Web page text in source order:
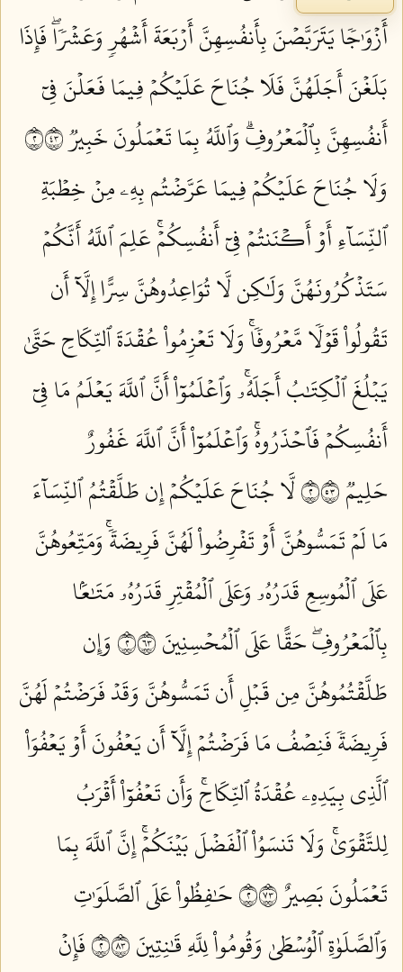
أَزۡوَٰجٗا يَتَرَبَّصۡنَ بِأَنفُسِهِنَّ أَرۡبَعَةَ أَشۡهُرٖ وَعَشۡرٗاۖ فَإِذَا
بَلَغۡنَ أَجَلَهُنَّ فَلَا جُنَاحَ عَلَيۡكُمۡ فِيمَا فَعَلۡنَ فِيٓ
أَنفُسِهِنَّ بِٱلۡمَعۡرُوفِۗ وَٱللَّهُ بِمَا تَعۡمَلُونَ خَبِيرٞ ٢٣٤
وَلَا جُنَاحَ عَلَيۡكُمۡ فِيمَا عَرَّضۡتُم بِهِۦ مِنۡ خِطۡبَةِ
ٱلنِّسَآءِ أَوۡ أَكۡنَنتُمۡ فِيٓ أَنفُسِكُمۡۚ عَلِمَ ٱللَّهُ أَنَّكُمۡ
سَتَذۡكُرُونَهُنَّ وَلَٰكِن لَّا تُوَاعِدُوهُنَّ سِرًّا إِلَّآ أَن
تَقُولُواْ قَوۡلٗا مَّعۡرُوفٗاۚ وَلَا تَعۡزِمُواْ عُقۡدَةَ ٱلنِّكَاحِ حَتَّىٰ
يَبۡلُغَ ٱلۡكِتَٰبُ أَجَلَهُۥۚ وَٱعۡلَمُوٓاْ أَنَّ ٱللَّهَ يَعۡلَمُ مَا فِيٓ
أَنفُسِكُمۡ فَٱحۡذَرُوهُۚ وَٱعۡلَمُوٓاْ أَنَّ ٱللَّهَ غَفُورٌ
حَلِيمٞ ٢٣٥
لَّا جُنَاحَ عَلَيۡكُمۡ إِن طَلَّقۡتُمُ ٱلنِّسَآءَ
مَا لَمۡ تَمَسُّوهُنَّ أَوۡ تَفۡرِضُواْ لَهُنَّ فَرِيضَةٗۚ وَمَتِّعُوهُنَّ
عَلَى ٱلۡمُوسِعِ قَدَرُهُۥ وَعَلَى ٱلۡمُقۡتِرِ قَدَرُهُۥ مَتَٰعَۢا
بِٱلۡمَعۡرُوفِۖ حَقًّا عَلَى ٱلۡمُحۡسِنِينَ ٢٣٦
وَإِن
طَلَّقۡتُمُوهُنَّ مِن قَبۡلِ أَن تَمَسُّوهُنَّ وَقَدۡ فَرَضۡتُمۡ لَهُنَّ
فَرِيضَةٗ فَنِصۡفُ مَا فَرَضۡتُمۡ إِلَّآ أَن يَعۡفُونَ أَوۡ يَعۡفُوَاْ
ٱلَّذِي بِيَدِهِۦ عُقۡدَةُ ٱلنِّكَاحِۚ وَأَن تَعۡفُوٓاْ أَقۡرَبُ
لِلتَّقۡوَىٰۚ وَلَا تَنسَوُاْ ٱلۡفَضۡلَ بَيۡنَكُمۡۚ إِنَّ ٱللَّهَ بِمَا
تَعۡمَلُونَ بَصِيرٌ ٢٣٧
حَٰفِظُواْ عَلَى ٱلصَّلَوَٰتِ
وَٱلصَّلَوٰةِ ٱلۡوُسۡطَىٰ وَقُومُواْ لِلَّهِ قَٰنِتِينَ ٢٣٨
فَإِنۡ